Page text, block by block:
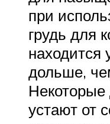
при
грудь для
находится
дольше,
Некоторые
устают от